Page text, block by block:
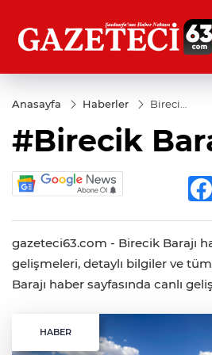
Anasayfa Haberler
Birecik
#Birecik
gazeteci63.com - Birecik Barajı
gelişmeleri, detaylı bilgiler ve
Barajı haber sayfasında canlı
HABER